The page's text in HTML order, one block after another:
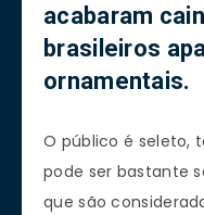
acabaram
brasileiros
ornamentais.
O público é seleto,
pode ser bastante
que são